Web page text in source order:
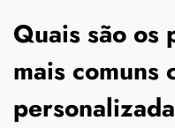
Quais são os
mais comuns